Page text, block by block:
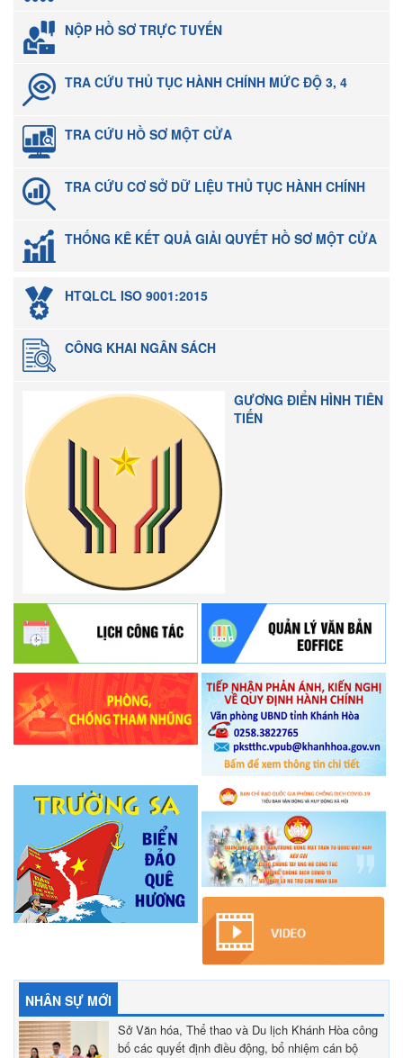
NỘP HỒ SƠ TRỰC TUYẾN
TRA CỨU THỦ TỤC HÀNH CHÍNH MỨC ĐỘ 3, 4
TRA CỨU HỒ SƠ MỘT CỬA
TRA CỨU CƠ SỞ DỮ LIỆU THỦ TỤC HÀNH CHÍNH
THỐNG KÊ KẾT QUẢ GIẢI QUYẾT HỒ SƠ MỘT CỬA
HTQLCL ISO 9001:2015
CÔNG KHAI NGÂN SÁCH
GƯƠNG ĐIỂN HÌNH TIÊN
TIẾN
NHÂN SỰ MỚI
Sở Văn hóa, Thể thao và Du lịch Khánh Hòa công
bố các quyết định điều động, bổ nhiệm cán bộ